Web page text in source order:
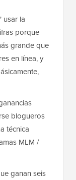
usar la
porque
grande que
en línea, y
blogueros
técnica
MLM /
ganan seis